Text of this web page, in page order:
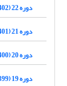
دوره 22 (1402)
دوره 21 (1401)
دوره 20 (1400)
دوره 19 (1399)